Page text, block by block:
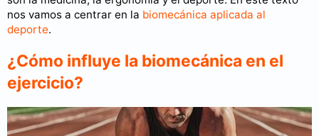
nos vamos a centrar en la biomecánica aplicada al
deporte.
¿Cómo influye la biomecánica en el
ejercicio?